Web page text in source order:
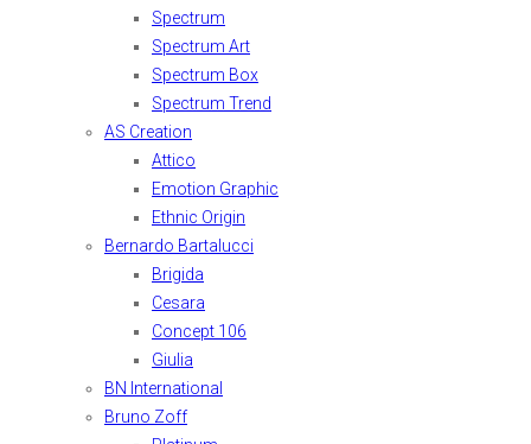
Spectrum
Spectrum Art
Spectrum Box
Spectrum Trend
AS Creation
Attico
Emotion Graphic
Ethnic Origin
Bernardo Bartalucci
Brigida
Cesara
Concept 106
Giulia
BN International
Bruno Zoff